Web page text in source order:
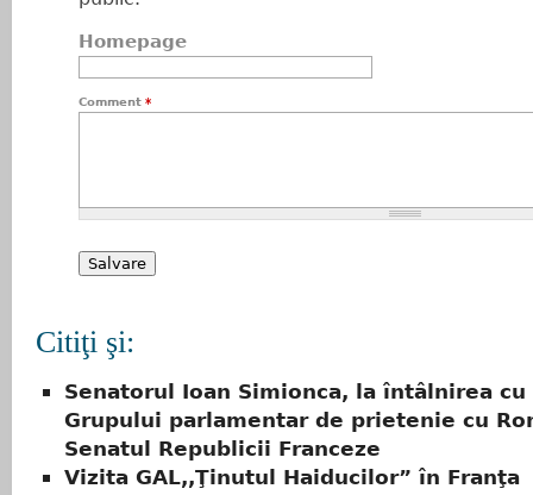
Homepage
Comment *
Citiţi şi:
Senatorul Ioan Simionca, la întâlnirea
Grupului parlamentar de prietenie cu
Senatul Republicii Franceze
Vizita GAL,,Ţinutul Haiducilor” în Franţa